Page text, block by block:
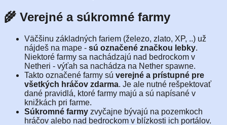
🌾 Verejné a súkromné farmy
Väčšinu základných fariem (železo, zlato, XP, ..) už
nájdeš na mape - sú označené značkou lebky.
Niektoré farmy sa nachádzajú nad bedrockom v
Netheri - výťah sa nachádza na Nether spawne.
Takto označené farmy sú verejné a prístupné pre
všetkých hráčov zdarma. Je ale nutné rešpektovať
dané pravidlá, ktoré farmy majú a sú napísané v
knižkách pri farme.
Súkromné farmy zvyčajne bývajú na pozemkoch
hráčov alebo nad bedrockom v blízkosti ich portálov.